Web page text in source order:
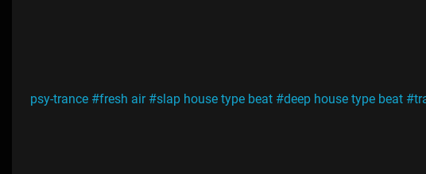
#fresh air #slap house type beat #deep house type beat